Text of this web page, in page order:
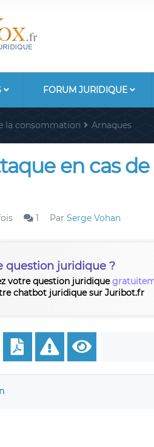
FORUM JURIDIQUE
la consommation Arnaques
en cas
1 Par Serge Vohan
question juridique ?
votre question juridique
chatbot juridique sur Juribot.fr